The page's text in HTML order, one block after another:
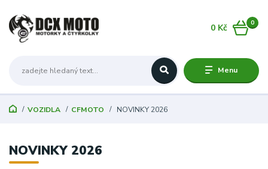
Menu
0
0 Kč
VOZIDLA CFMOTO NOVINKY 2026
NOVINKY 2026